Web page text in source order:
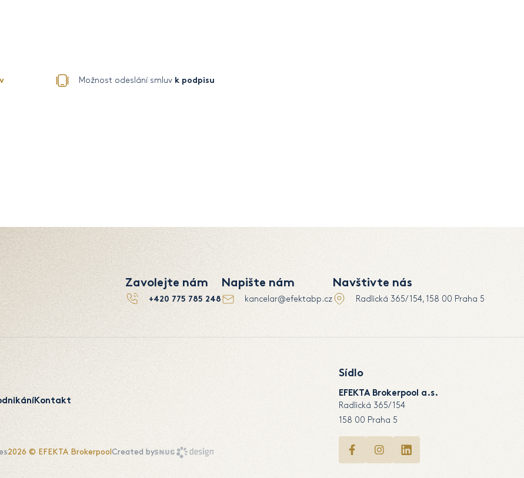
Možnost odeslání smluv k podpisu
Zavolejte nám
+420 775 785 248
Napište nám
kancelar@efektabp.cz
Navštivte nás
Radlická 365/154, 158 00 Praha 5
Kontakt
2026 © EFEKTA BrokerpoolCreated by
Sídlo
EFEKTA Brokerpool a.s.
Radlická 365/154
158 00 Praha 5